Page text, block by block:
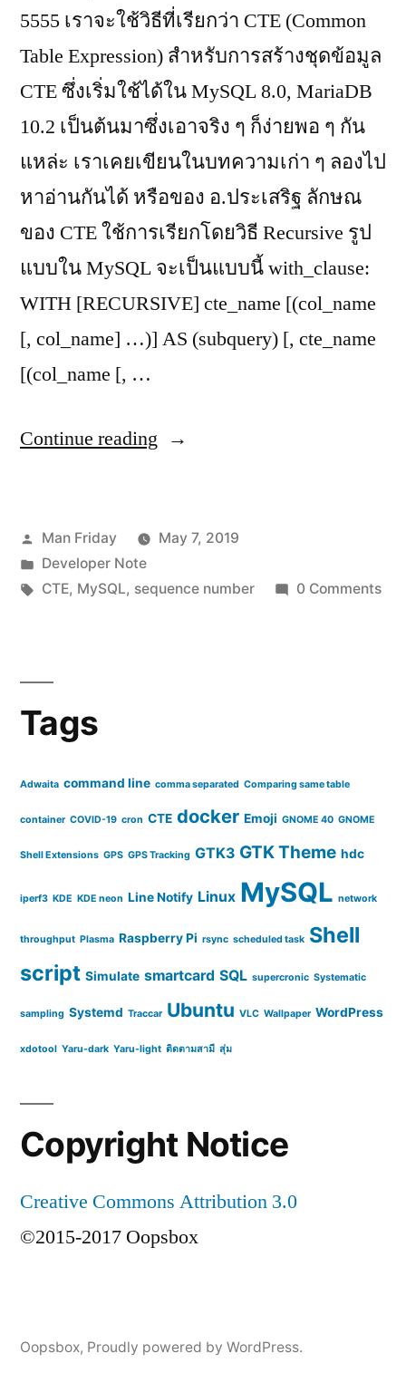
5555 เราจะใช้วิธีที่เรียกว่า CTE (Common
Table Expression) สำหรับการสร้างชุดข้อมูล
CTE ซึ่งเริ่มใช้ได้ใน MySQL 8.0, MariaDB
10.2 เป็นต้นมาซึ่งเอาจริง ๆ ก็ง่ายพอ ๆ กัน
แหล่ะ เราเคยเขียนในบทความเก่า ๆ ลองไป
หาอ่านกันได้ หรือของ อ.ประเสริฐ ลักษณ
ของ CTE ใช้การเรียกโดยวิธี Recursive รูป
แบบใน MySQL จะเป็นแบบนี้ with_clause:
WITH [RECURSIVE] cte_name [(col_name
[, col_name] …)] AS (subquery) [, cte_name
[(col_name [, …
Continue reading “MySQL
sequence
of
Posted
by
Man Friday
May 7, 2019
Posted
in
Developer Note
Tags:
CTE, MySQL, sequence number 0 Comments
Tags
Adwaita command line comma separated Comparing same table
container COVID-19 cron CTE docker Emoji GNOME 40 GNOME
Shell Extensions GPS GPS Tracking GTK3 GTK Theme hdc
iperf3 KDE KDE neon Line Notify Linux MySQL network
throughput Plasma Raspberry Pi rsync scheduled task Shell
script Simulate smartcard SQL supercronic Systematic
sampling Systemd Traccar Ubuntu VLC Wallpaper WordPress
xdotool Yaru-dark Yaru-light ติดตามสามี สุ่ม
Copyright Notice
Creative Commons Attribution 3.0
©2015-2017 Oopsbox
Oopsbox, Proudly powered by WordPress.